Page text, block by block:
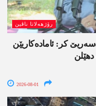
رۆژھەلاتا ناڤین
کر: ئامادەکاریێن
2026-08-01